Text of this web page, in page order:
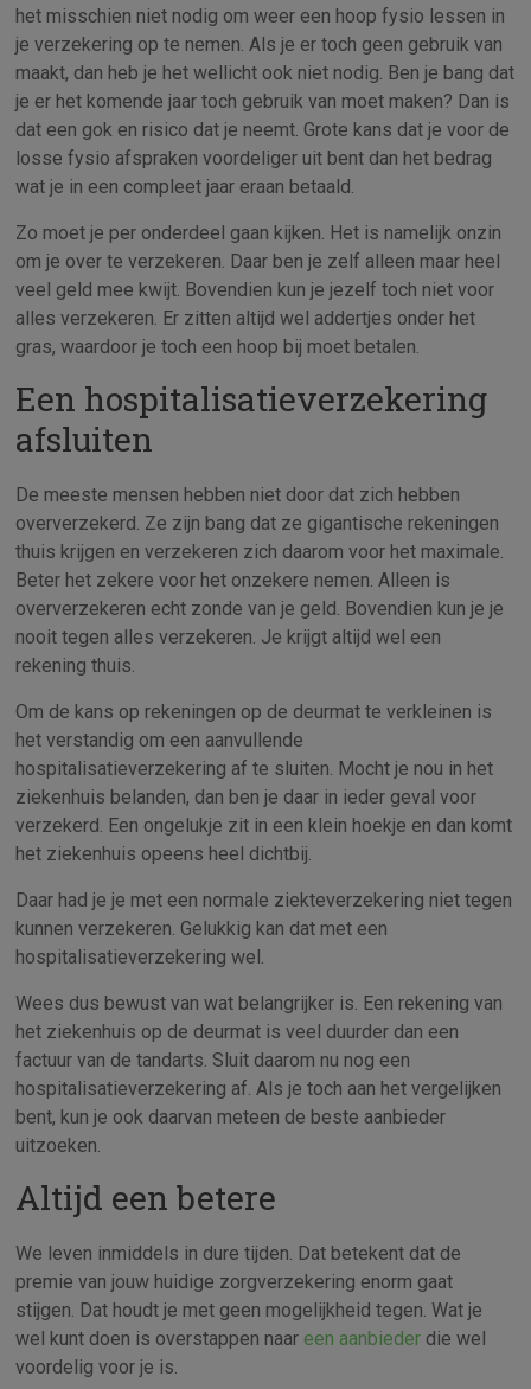
het misschien niet nodig om weer een hoop fysio lessen in
je verzekering op te nemen. Als je er toch geen gebruik van
maakt, dan heb je het wellicht ook niet nodig. Ben je bang dat
je er het komende jaar toch gebruik van moet maken? Dan is
dat een gok en risico dat je neemt. Grote kans dat je voor de
losse fysio afspraken voordeliger uit bent dan het bedrag
wat je in een compleet jaar eraan betaald.
Zo moet je per onderdeel gaan kijken. Het is namelijk onzin
om je over te verzekeren. Daar ben je zelf alleen maar heel
veel geld mee kwijt. Bovendien kun je jezelf toch niet voor
alles verzekeren. Er zitten altijd wel addertjes onder het
gras, waardoor je toch een hoop bij moet betalen.
Een hospitalisatieverzekering
afsluiten
De meeste mensen hebben niet door dat zich hebben
oververzekerd. Ze zijn bang dat ze gigantische rekeningen
thuis krijgen en verzekeren zich daarom voor het maximale.
Beter het zekere voor het onzekere nemen. Alleen is
oververzekeren echt zonde van je geld. Bovendien kun je je
nooit tegen alles verzekeren. Je krijgt altijd wel een
rekening thuis.
Om de kans op rekeningen op de deurmat te verkleinen is
het verstandig om een aanvullende
hospitalisatieverzekering af te sluiten. Mocht je nou in het
ziekenhuis belanden, dan ben je daar in ieder geval voor
verzekerd. Een ongelukje zit in een klein hoekje en dan komt
het ziekenhuis opeens heel dichtbij.
Daar had je je met een normale ziekteverzekering niet tegen
kunnen verzekeren. Gelukkig kan dat met een
hospitalisatieverzekering wel.
Wees dus bewust van wat belangrijker is. Een rekening van
het ziekenhuis op de deurmat is veel duurder dan een
factuur van de tandarts. Sluit daarom nu nog een
hospitalisatieverzekering af. Als je toch aan het vergelijken
bent, kun je ook daarvan meteen de beste aanbieder
uitzoeken.
Altijd een betere
We leven inmiddels in dure tijden. Dat betekent dat de
premie van jouw huidige zorgverzekering enorm gaat
stijgen. Dat houdt je met geen mogelijkheid tegen. Wat je
wel kunt doen is overstappen naar een aanbieder die wel
voordelig voor je is.